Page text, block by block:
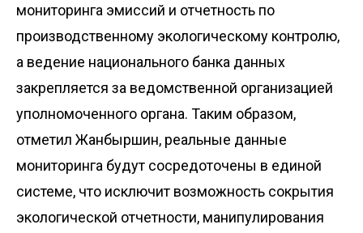
мониторинга эмиссий и отчетность по
производственному экологическому контролю,
а ведение национального банка данных
закрепляется за ведомственной организацией
уполномоченного органа. Таким образом,
отметил Жанбыршин, реальные данные
мониторинга будут сосредоточены в единой
системе, что исключит возможность сокрытия
экологической отчетности, манипулирования